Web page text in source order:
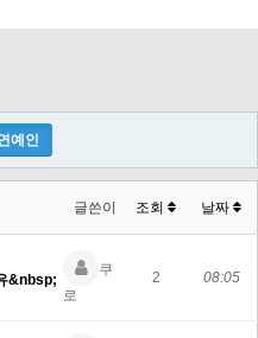
예인
글쓴이 조회 날짜
&nbsp;
쿠
로
2 08:05